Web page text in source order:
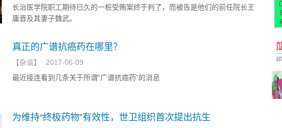
长治医学院职工期待已久的一桩受贿案终于判了，而被告是他们的前任院长王
庸晋及其妻子魏武。
真正的广谱抗癌药在哪里？
【杂谈】
2017-06-09
最近接连看到几条关于所谓“广谱抗癌药”的消息
为维持“终极药物”有效性，世卫组织首次提出抗生